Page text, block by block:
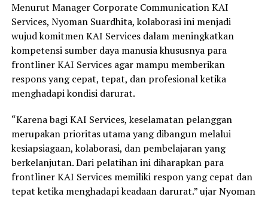
Menurut Manager Corporate Communication KAI
Services, Nyoman Suardhita, kolaborasi ini menjadi
wujud komitmen KAI Services dalam meningkatkan
kompetensi sumber daya manusia khususnya para
frontliner KAI Services agar mampu memberikan
respons yang cepat, tepat, dan profesional ketika
menghadapi kondisi darurat.
“Karena bagi KAI Services, keselamatan pelanggan
merupakan prioritas utama yang dibangun melalui
kesiapsiagaan, kolaborasi, dan pembelajaran yang
berkelanjutan. Dari pelatihan ini diharapkan para
frontliner KAI Services memiliki respon yang cepat dan
tepat ketika menghadapi keadaan darurat.” ujar Nyoman